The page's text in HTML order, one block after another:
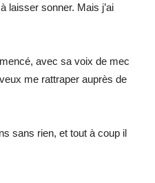
laisser sonner. Mais j’ai
avec sa voix de mec
me rattraper auprès de
sans rien, et tout à coup il